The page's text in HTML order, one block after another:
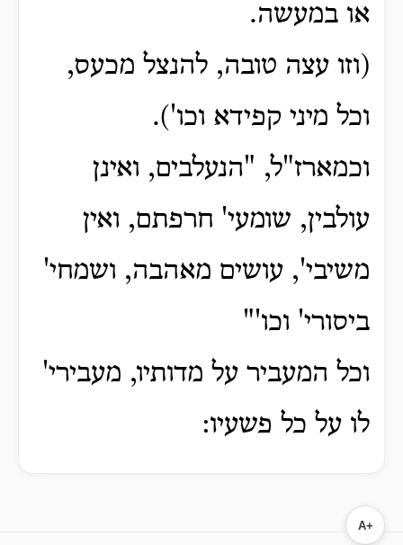
או במעשה.
(וזו עצה טובה, להנצל מכעס,
וכל מיני קפידא וכו').
וכמארז"ל, "הנעלבים, ואינן
עולבין, שומעי' חרפתם, ואין
משיבי', עושים מאהבה, ושמחי'
ביסורי' וכו'"
וכל המעביר על מדותיו, מעבירי'
לו על כל פשעיו:
A+